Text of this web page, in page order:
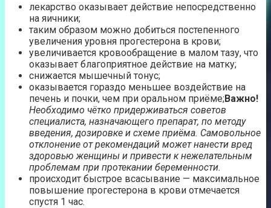
лекарство оказывает действие непосредственно
на яичники;
таким образом можно добиться постепенного
увеличения уровня прогестерона в крови;
увеличивается кровообращение в малом тазу, что
оказывает благоприятное действие на матку;
снижается мышечный тонус;
оказывается гораздо меньшее воздействие на
печень и почки, чем при оральном приёме;Важно!
Необходимо чётко придерживаться советов
специалиста, назначающего препарат, по методу
введения, дозировке и схеме приёма. Самовольное
отклонение от рекомендаций может нанести вред
здоровью женщины и привести к нежелательным
проблемам при протекании беременности.
происходит быстрое всасывание — максимальное
повышение прогестерона в крови отмечается
спустя 1 час.